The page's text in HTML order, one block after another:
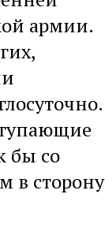
армии.
бы со
в сторону